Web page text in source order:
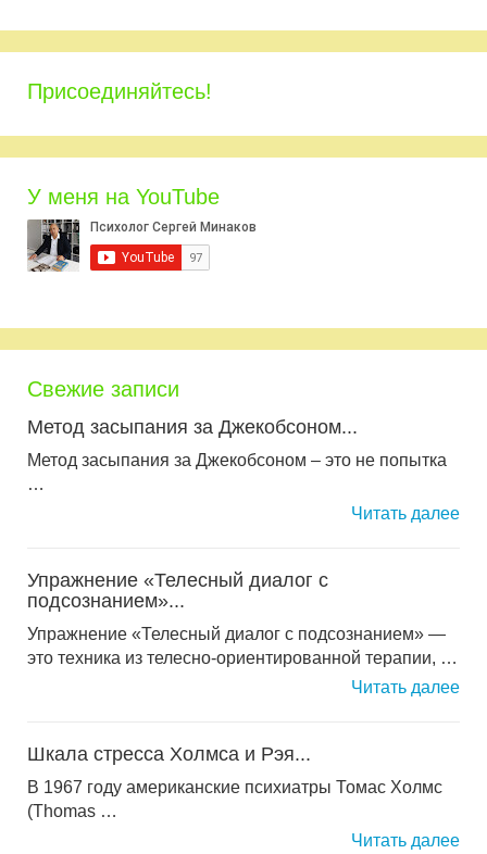
Присоединяйтесь!
У меня на YouTube
Свежие записи
Метод засыпания за Джекобсоном...
Метод засыпания за Джекобсоном – это не попытка
…
Читать далее
Упражнение «Телесный диалог с
подсознанием»...
Упражнение «Телесный диалог с подсознанием» —
это техника из телесно-ориентированной терапии, …
Читать далее
Шкала стресса Холмса и Рэя...
В 1967 году американские психиатры Томас Холмс
(Thomas …
Читать далее